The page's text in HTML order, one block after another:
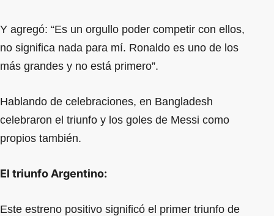
Y agregó: “Es un orgullo poder competir con ellos,
no significa nada para mí. Ronaldo es uno de los
más grandes y no está primero”.
Hablando de celebraciones, en Bangladesh
celebraron el triunfo y los goles de Messi como
propios también.
El triunfo Argentino:
Este estreno positivo significó el primer triunfo de